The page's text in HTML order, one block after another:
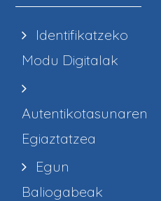
Identifikatzeko
Modu Digitalak
Autentikotasunaren
Egiaztatzea
Egun
Baliogabeak